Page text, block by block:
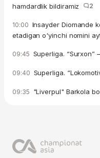
hamdardlik bildiramiz
2
10:00 Insayder Diomande
etadigan o'yinchi nomini
09:45 Superliga. “Surxon”
09:40 Superliga.
09:35 "Liverpul" Barkola